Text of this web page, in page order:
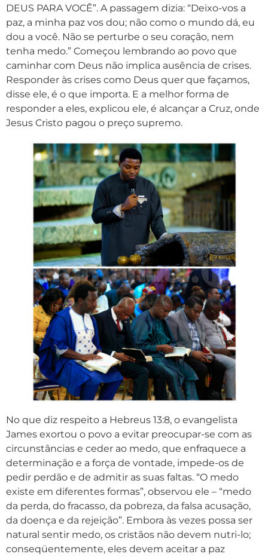
DEUS PARA VOCÊ”. A passagem dizia: “Deixo-vos a
paz, a minha paz vos dou; não como o mundo dá, eu
dou a você. Não se perturbe o seu coração, nem
tenha medo.” Começou lembrando ao povo que
caminhar com Deus não implica ausência de crises.
Responder às crises como Deus quer que façamos,
disse ele, é o que importa. E a melhor forma de
responder a eles, explicou ele, é alcançar a Cruz, onde
Jesus Cristo pagou o preço supremo.
No que diz respeito a Hebreus 13:8, o evangelista
James exortou o povo a evitar preocupar-se com as
circunstâncias e ceder ao medo, que enfraquece a
determinação e a força de vontade, impede-os de
pedir perdão e de admitir as suas faltas. “O medo
existe em diferentes formas”, observou ele – “medo
da perda, do fracasso, da pobreza, da falsa acusação,
da doença e da rejeição”. Embora às vezes possa ser
natural sentir medo, os cristãos não devem nutri-lo;
conseqüentemente, eles devem aceitar a paz